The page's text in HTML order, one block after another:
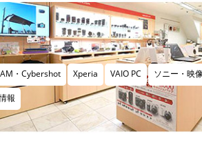
・Cybershot Xperia VAIO PC ソニー・映
報